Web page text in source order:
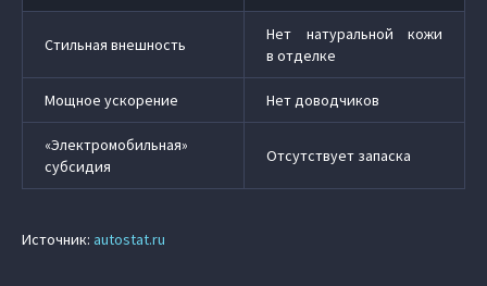
Стильная внешность
Нет натуральной кожи
в отделке
Мощное ускорение Нет доводчиков
«Электромобильная»
субсидия
Отсутствует запаска
Источник: autostat.ru